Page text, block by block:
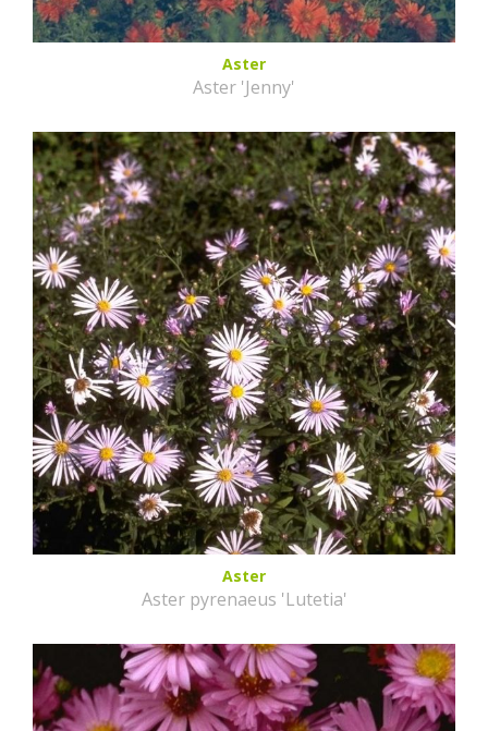
Aster
Aster 'Jenny'
Aster
Aster pyrenaeus 'Lutetia'